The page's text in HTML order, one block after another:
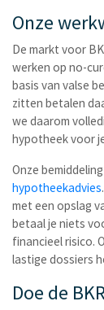
Onze
De markt voor
werken op no-
basis van valse
zitten betalen
we daarom
hypotheek voor
Onze
hypotheekadvies
met een opslag
betaal je niets
financieel risico.
lastige dossiers
Doe de